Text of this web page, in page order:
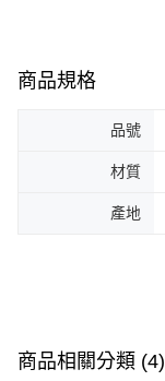
商品規格
品號
材質
產地
商品相關分類 (4)